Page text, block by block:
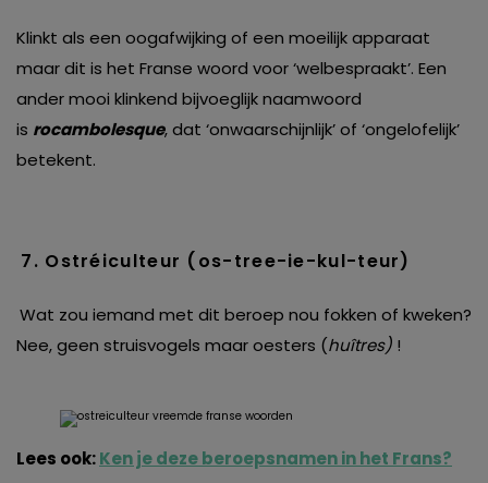
Klinkt als een oogafwijking of een moeilijk apparaat
maar dit is het Franse woord voor ‘welbespraakt’. Een
ander mooi klinkend bijvoeglijk naamwoord
is rocambolesque, dat ‘onwaarschijnlijk’ of ‘ongelofelijk’
betekent.
7. Ostréiculteur (os-tree-ie-kul-teur)
Wat zou iemand met dit beroep nou fokken of kweken?
Nee, geen struisvogels maar oesters (huîtres) !
Lees ook:Ken je deze beroepsnamen in het Frans?